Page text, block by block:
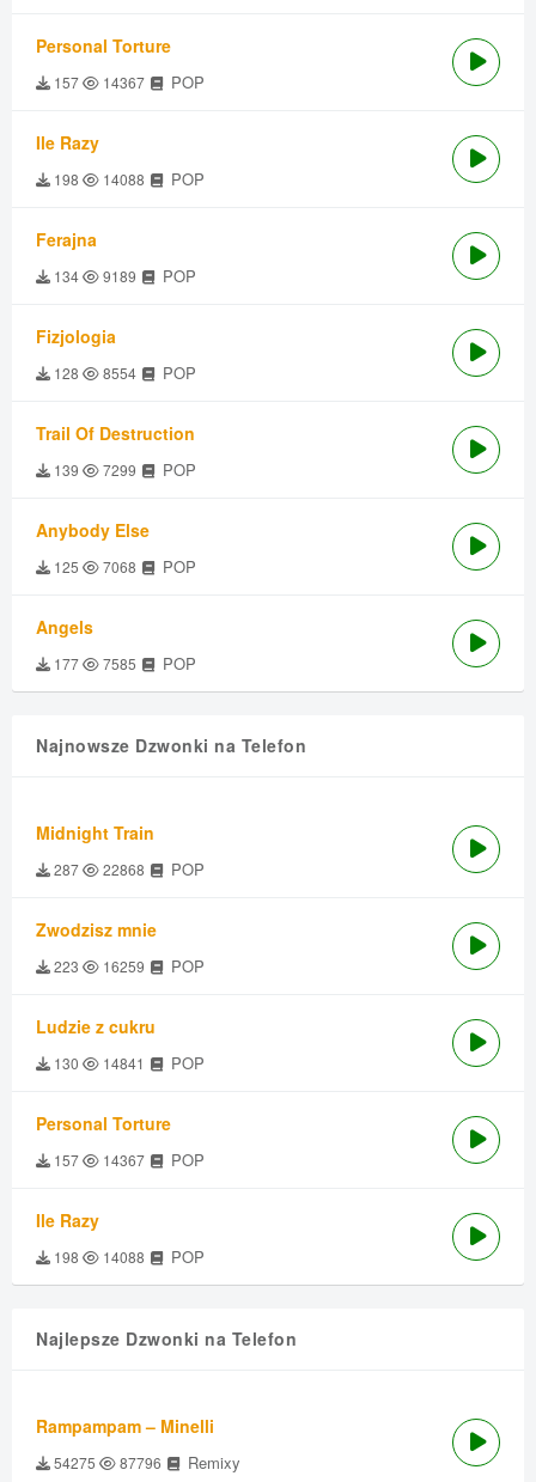
Personal Torture
157 14367 POP
Ile Razy
198 14088 POP
Ferajna
134 9189 POP
Fizjologia
128 8554 POP
Trail Of Destruction
139 7299 POP
Anybody Else
125 7068 POP
Angels
177 7585 POP
Najnowsze Dzwonki na Telefon
Midnight Train
287 22868 POP
Zwodzisz mnie
223 16259 POP
Ludzie z cukru
130 14841 POP
Personal Torture
157 14367 POP
Ile Razy
198 14088 POP
Najlepsze Dzwonki na Telefon
Rampampam – Minelli
54275 87796 Remixy